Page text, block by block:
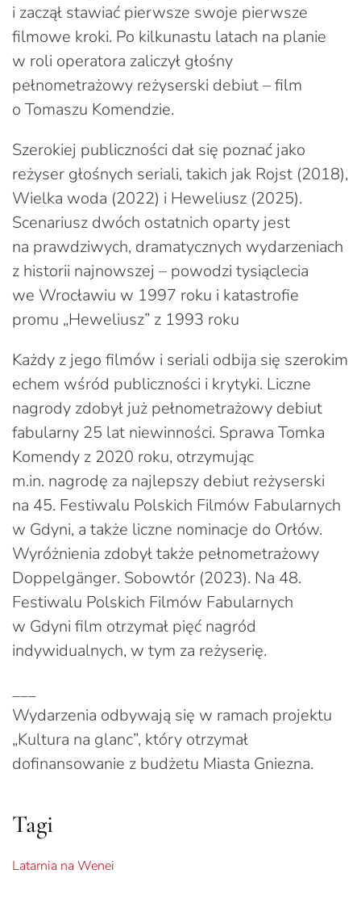
i zaczął stawiać pierwsze swoje pierwsze
filmowe kroki. Po kilkunastu latach na planie
w roli operatora zaliczył głośny
pełnometrażowy reżyserski debiut – film
o Tomaszu Komendzie.
Szerokiej publiczności dał się poznać jako
reżyser głośnych seriali, takich jak Rojst (2018),
Wielka woda (2022) i Heweliusz (2025).
Scenariusz dwóch ostatnich oparty jest
na prawdziwych, dramatycznych wydarzeniach
z historii najnowszej – powodzi tysiąclecia
we Wrocławiu w 1997 roku i katastrofie
promu „Heweliusz” z 1993 roku
Każdy z jego filmów i seriali odbija się szerokim
echem wśród publiczności i krytyki. Liczne
nagrody zdobył już pełnometrażowy debiut
fabularny 25 lat niewinności. Sprawa Tomka
Komendy z 2020 roku, otrzymując
m.in. nagrodę za najlepszy debiut reżyserski
na 45. Festiwalu Polskich Filmów Fabularnych
w Gdyni, a także liczne nominacje do Orłów.
Wyróżnienia zdobył także pełnometrażowy
Doppelgänger. Sobowtór (2023). Na 48.
Festiwalu Polskich Filmów Fabularnych
w Gdyni film otrzymał pięć nagród
indywidualnych, w tym za reżyserię.
___
Wydarzenia odbywają się w ramach projektu
„Kultura na glanc”, który otrzymał
dofinansowanie z budżetu Miasta Gniezna.
Tagi
Latarnia na Wenei